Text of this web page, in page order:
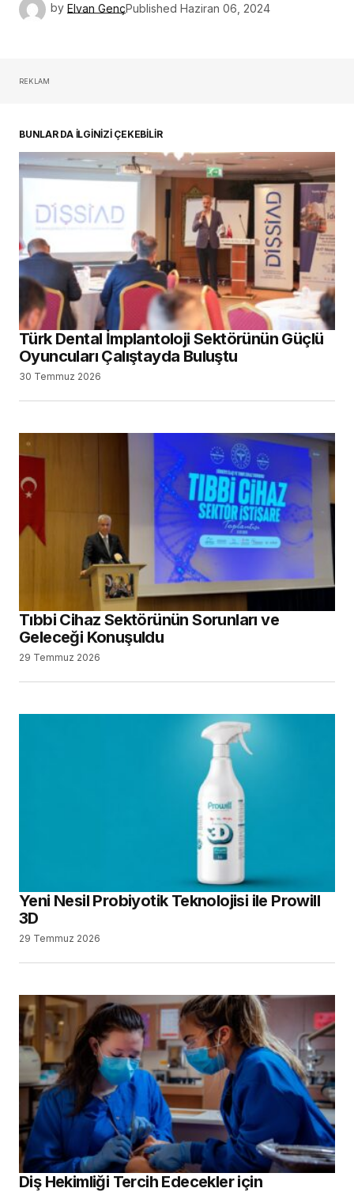
by Elvan GençPublished Haziran 06, 2024
REKLAM
BUNLAR DA İLGİNİZİ ÇEKEBİLİR
Türk Dental İmplantoloji Sektörünün Güçlü
Oyuncuları Çalıştayda Buluştu
30 Temmuz 2026
Tıbbi Cihaz Sektörünün Sorunları ve
Geleceği Konuşuldu
29 Temmuz 2026
Yeni Nesil Probiyotik Teknolojisi ile Prowill
3D
29 Temmuz 2026
Diş Hekimliği Tercih Edecekler için